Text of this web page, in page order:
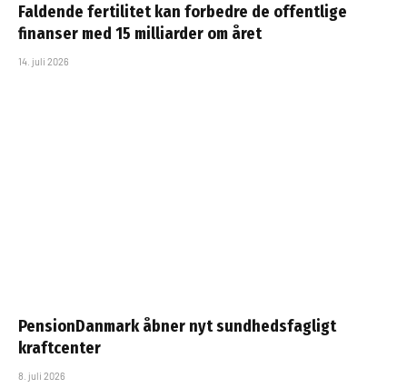
Faldende fertilitet kan forbedre de offentlige
finanser med 15 milliarder om året
14. juli 2026
PensionDanmark åbner nyt sundhedsfagligt
kraftcenter
8. juli 2026